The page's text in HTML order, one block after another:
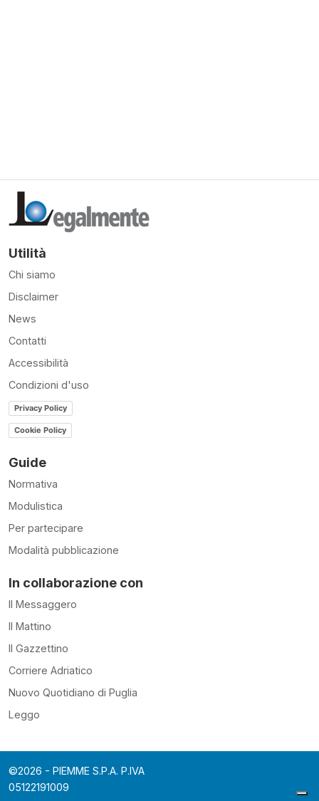
Utilità
Chi siamo
Disclaimer
News
Contatti
Accessibilità
Condizioni d'uso
Privacy Policy
Cookie Policy
Guide
Normativa
Modulistica
Per partecipare
Modalità pubblicazione
In collaborazione con
Il Messaggero
Il Mattino
Il Gazzettino
Corriere Adriatico
Nuovo Quotidiano di Puglia
Leggo
©2026 - PIEMME S.P.A. P.IVA
05122191009